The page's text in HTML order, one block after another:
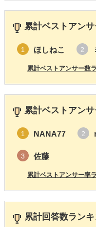
累計ベストアン
1 ほしねこ 2
累計ベストアンサー数
累計ベストアン
1 NANA77 2
3 佐藤
累計ベストアンサー率
累計回答数ラン